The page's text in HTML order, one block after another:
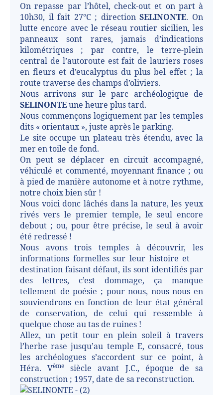
On repasse par l’hôtel, check-out et on part à
10h30, il fait 27°C ; directionSELINONTE. On
lutte encore avec le réseau routier sicilien, les
panneaux sont rares, jamais d’indications
kilométriques ; par contre, le terre-plein
central de l’autoroute est fait de lauriers roses
en fleurs et d’eucalyptus du plus bel effet ; la
route traverse des champs d’oliviers.
Nous arrivons sur le parc archéologique de
SELINONTEune heure plus tard.
Nous commençons logiquement par les temples
dits « orientaux », juste après le parking.
Le site occupe un plateau très étendu, avec la
mer en toile de fond.
On peut se déplacer en circuit accompagné,
véhiculé et commenté, moyennant finance ; ou
à pied de manière autonome et à notre rythme,
notre choix bien sûr !
Nous voici donc lâchés dans la nature, les yeux
rivés vers le premier temple, le seul encore
debout ; ou, pour être précise, le seul à avoir
été redressé !
Nous avons trois temples à découvrir, les
informations formelles sur leur histoire et
destination faisant défaut, ils sont identifiés par
des lettres, c’est dommage, ça manque
tellement de poésie ; pour nous, nous nous en
souviendrons en fonction de leur état général
de conservation, de celui qui ressemble à
quelque chose au tas de ruines !
Allez, un petit tour en plein soleil à travers
l’herbe rase jusqu’au temple E, consacré, tous
les archéologues s’accordent sur ce point, à
Héra. Vème
siècle avant J.C., époque de sa
construction ; 1957, date de sa reconstruction.